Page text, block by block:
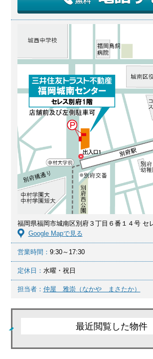
福岡県福岡市城南区別府３丁目６番１４号 セ
Google Mapで見る
営業時間： 9:30～17:30
定休日： 水曜・祝日
担当者： 仲屋 雅崇（なかや まさたか）
最近閲覧した物件